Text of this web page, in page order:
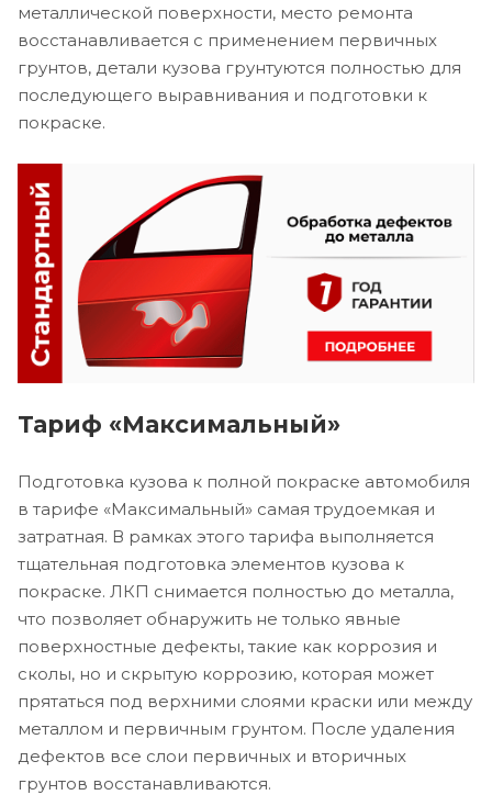
металлической поверхности, место ремонта
восстанавливается с применением первичных
грунтов, детали кузова грунтуются полностью для
последующего выравнивания и подготовки к
покраске.
Тариф «Максимальный»
Подготовка кузова к полной покраске автомобиля
в тарифе «Максимальный» самая трудоемкая и
затратная. В рамках этого тарифа выполняется
тщательная подготовка элементов кузова к
покраске. ЛКП снимается полностью до металла,
что позволяет обнаружить не только явные
поверхностные дефекты, такие как коррозия и
сколы, но и скрытую коррозию, которая может
прятаться под верхними слоями краски или между
металлом и первичным грунтом. После удаления
дефектов все слои первичных и вторичных
грунтов восстанавливаются.